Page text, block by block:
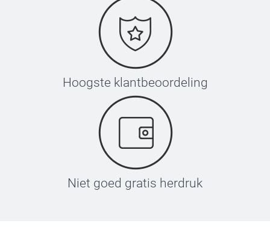
Hoogste klantbeoordeling
Niet goed gratis herdruk